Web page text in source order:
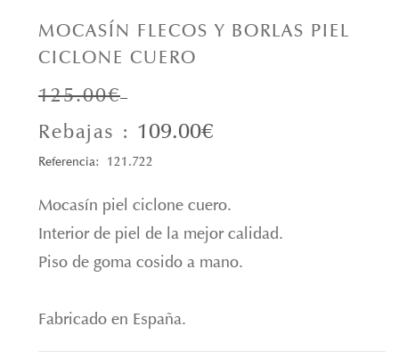
MOCASÍN FLECOS Y BORLAS PIEL
CICLONE CUERO
125.00€
Rebajas : 109.00€
Referencia: 121.722
Mocasín piel ciclone cuero.
Interior de piel de la mejor calidad.
Piso de goma cosido a mano.
Fabricado en España.